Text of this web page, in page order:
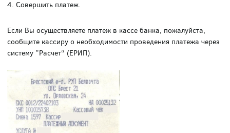
4. Совершить платеж.
Если Вы осуществляете платеж в кассе банка, пожалуйста,
сообщите кассиру о необходимости проведения платежа через
систему ”Расчет“ (ЕРИП).